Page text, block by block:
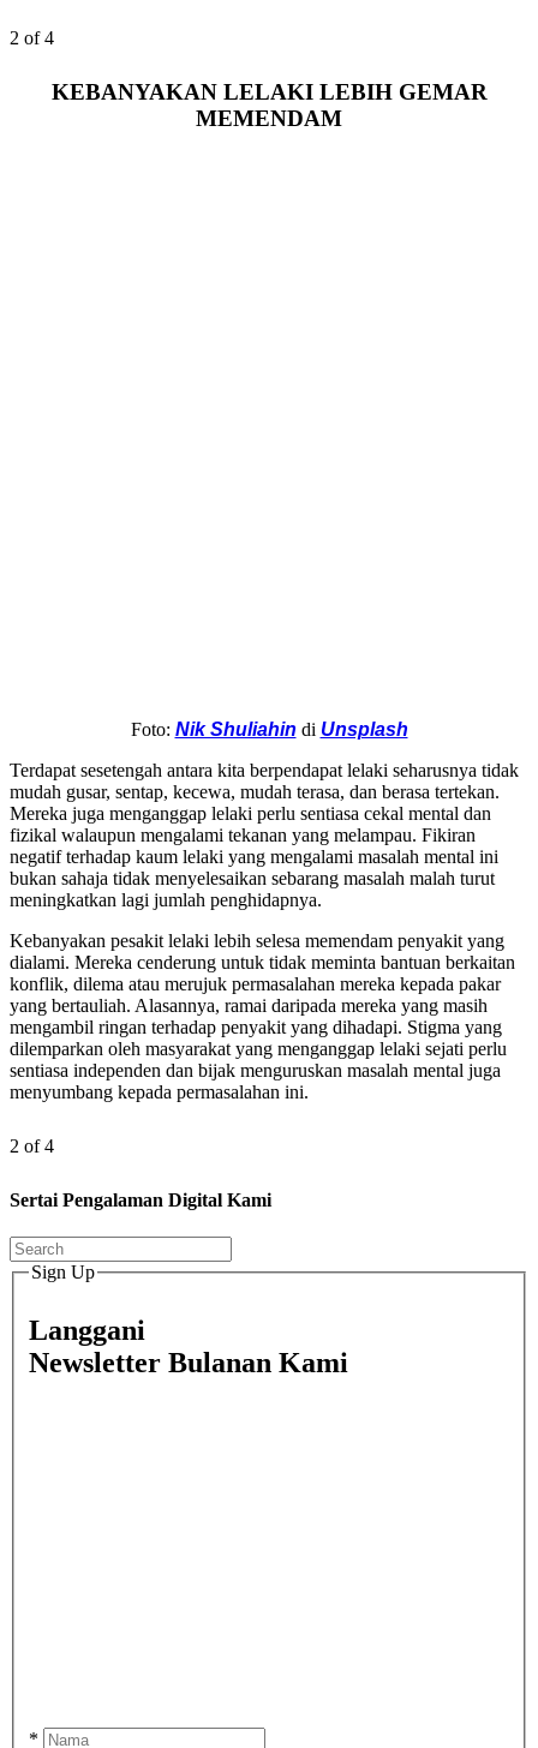
2 of 4
KEBANYAKAN LELAKI LEBIH GEMAR
MEMENDAM
Foto: Nik Shuliahin di Unsplash
Terdapat sesetengah antara kita berpendapat lelaki seharusnya tidak
mudah gusar, sentap, kecewa, mudah terasa, dan berasa tertekan.
Mereka juga menganggap lelaki perlu sentiasa cekal mental dan
fizikal walaupun mengalami tekanan yang melampau. Fikiran
negatif terhadap kaum lelaki yang mengalami masalah mental ini
bukan sahaja tidak menyelesaikan sebarang masalah malah turut
meningkatkan lagi jumlah penghidapnya.
Kebanyakan pesakit lelaki lebih selesa memendam penyakit yang
dialami. Mereka cenderung untuk tidak meminta bantuan berkaitan
konflik, dilema atau merujuk permasalahan mereka kepada pakar
yang bertauliah. Alasannya, ramai daripada mereka yang masih
mengambil ringan terhadap penyakit yang dihadapi. Stigma yang
dilemparkan oleh masyarakat yang menganggap lelaki sejati perlu
sentiasa independen dan bijak menguruskan masalah mental juga
menyumbang kepada permasalahan ini.
2 of 4
Sertai Pengalaman Digital Kami
Sign Up
Langgani
Newsletter Bulanan Kami
*